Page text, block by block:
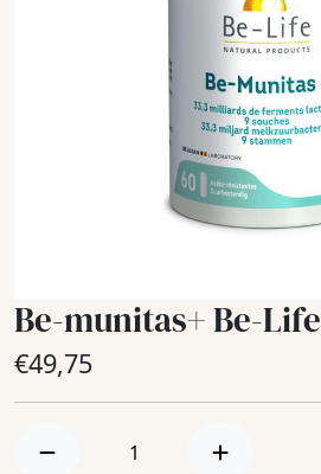
Be-munitas+ Be-Life
€49,75